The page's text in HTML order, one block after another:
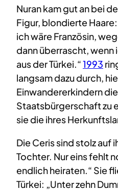
Nuran kam gut an bei
Figur, blondierte
ich wäre Französin,
dann überrascht,
aus der Türkei.“1993
langsam dazu durch,
Einwandererkindern
Staatsbürgerschaft zu
sie die ihres
Die Ceris sind stolz auf
Tochter. Nur eins fehlt
endlich heiraten.“ Sie
Türkei: „Unter zehn